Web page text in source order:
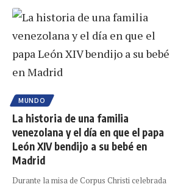
MUNDO
La historia de una familia
venezolana y el día en que el papa
León XIV bendijo a su bebé en
Madrid
Durante la misa de Corpus Christi celebrada